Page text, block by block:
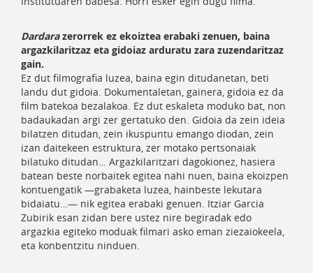
Dardarazerorrek ez ekoiztea erabaki zenuen, baina
argazkilaritzaz eta gidoiaz arduratu zara zuzendaritzaz
gain.
Ez dut filmografia luzea, baina egin ditudanetan, beti
landu dut gidoia. Dokumentaletan, gainera, gidoia ez da
film batekoa bezalakoa. Ez dut eskaleta moduko bat, non
badaukadan argi zer gertatuko den. Gidoia da zein ideia
bilatzen ditudan, zein ikuspuntu emango diodan, zein
izan daitekeen estruktura, zer motako pertsonaiak
bilatuko ditudan… Argazkilaritzari dagokionez, hasiera
batean beste norbaitek egitea nahi nuen, baina ekoizpen
kontuengatik —grabaketa luzea, hainbeste lekutara
bidaiatu…— nik egitea erabaki genuen. Itziar Garcia
Zubirik esan zidan bere ustez nire begiradak edo
argazkia egiteko moduak filmari asko eman ziezaiokeela,
eta konbentzitu ninduen.